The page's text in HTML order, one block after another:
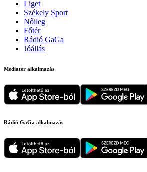
Liget
Székely Sport
Nőileg
Főtér
Rádió GaGa
Jóállás
Médiatér alkalmazás
Rádió GaGa alkalmazás